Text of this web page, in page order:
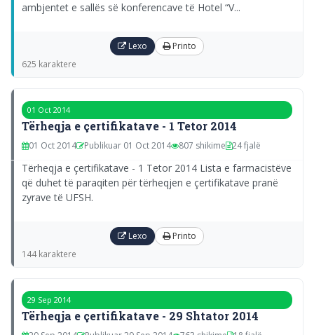
ambjentet e sallës së konferencave të Hotel “V...
Lexo Printo
625 karaktere
01 Oct 2014
Tërheqja e çertifikatave - 1 Tetor 2014
01 Oct 2014 Publikuar 01 Oct 2014 807 shikime 24 fjalë
Tërheqja e çertifikatave - 1 Tetor 2014 Lista e farmacistëve
që duhet të paraqiten për tërheqjen e çertifikatave pranë
zyrave të UFSH.
Lexo Printo
144 karaktere
29 Sep 2014
Tërheqja e çertifikatave - 29 Shtator 2014